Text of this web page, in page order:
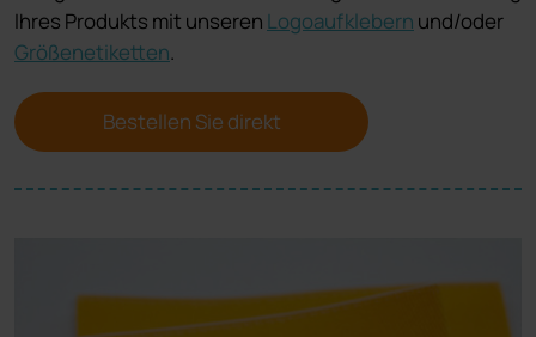
Ihres Produkts mit unseren Logoaufklebern und/oder
Größenetiketten.
Bestellen Sie direkt